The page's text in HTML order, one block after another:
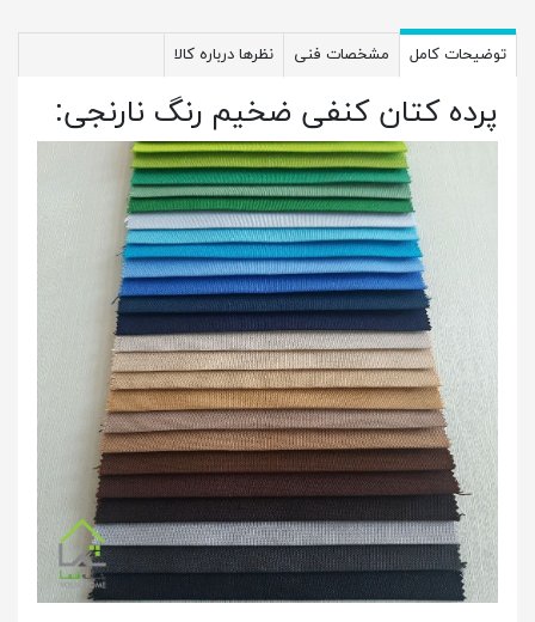
توضیحات کامل مشخصات فنی نظرها درباره کالا
پرده کتان کنفی ضخیم رنگ نارنجی: